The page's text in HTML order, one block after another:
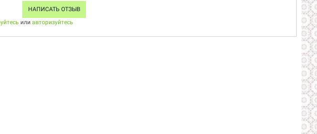
НАПИСАТЬ ОТЗЫВ
или авторизуйтесь